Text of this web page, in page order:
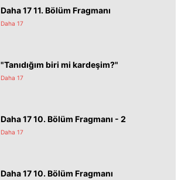
Daha 17 11. Bölüm Fragmanı
Daha 17
"Tanıdığım biri mi kardeşim?"
Daha 17
Daha 17 10. Bölüm Fragmanı - 2
Daha 17
Daha 17 10. Bölüm Fragmanı